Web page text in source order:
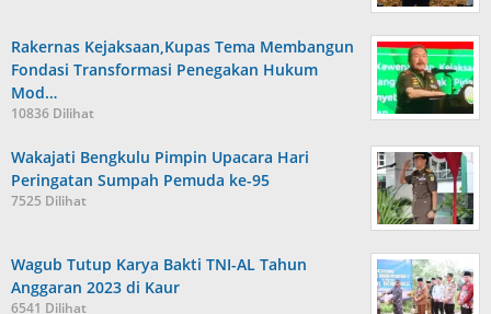
Rakernas Kejaksaan,Kupas Tema Membangun
Fondasi Transformasi Penegakan Hukum
Mod…
10836 Dilihat
Wakajati Bengkulu Pimpin Upacara Hari
Peringatan Sumpah Pemuda ke-95
7525 Dilihat
Wagub Tutup Karya Bakti TNI-AL Tahun
Anggaran 2023 di Kaur
6541 Dilihat